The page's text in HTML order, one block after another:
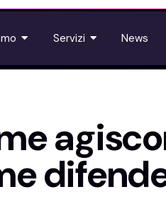
Servizi News